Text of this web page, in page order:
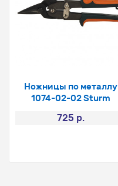
Ножницы по металлу
1074-02-02 Sturm
725 р.